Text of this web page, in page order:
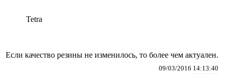
Tetra
Если качество резины не изменилось, то более чем актуален.
09/03/2016 14:13:40